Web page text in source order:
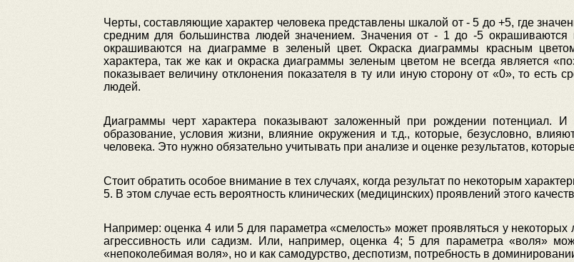
Черты, составляющие характер человека представлены шкалой от - 5 до +5, где
средним для большинства людей значением. Значения от - 1 до -5
окрашиваются на диаграмме в зеленый цвет. Окраска диаграммы красным
характера, так же как и окраска диаграммы зеленым цветом не всегда является
показывает величину отклонения показателя в ту или иную сторону от «0», то есть
людей.
Диаграммы черт характера показывают заложенный при рождении потенциал. И
образование, условия жизни, влияние окружения и т.д., которые, безусловно,
человека. Это нужно обязательно учитывать при анализе и оценке результатов,
Стоит обратить особое внимание в тех случаях, когда результат по некоторым
5. В этом случае есть вероятность клинических (медицинских) проявлений этого
Например: оценка 4 или 5 для параметра «смелость» может проявляться у некоторых
агрессивность или садизм. Или, например, оценка 4; 5 для параметра «воля»
«непоколебимая воля», но и как самодурство, деспотизм, потребность в